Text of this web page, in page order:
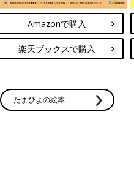
Amazonで購入
楽天ブックスで購入
たまひよの絵本